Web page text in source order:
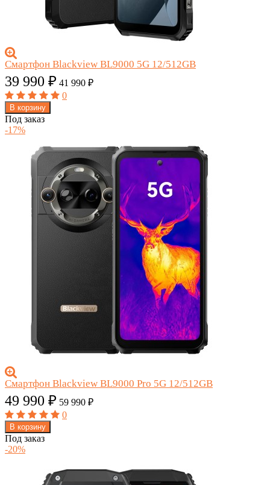
Смартфон Blackview BL9000 5G 12/512GB
39 990 ₽ 41 990 ₽
0
В корзину
Под заказ
-17%
Смартфон Blackview BL9000 Pro 5G 12/512GB
49 990 ₽ 59 990 ₽
0
В корзину
Под заказ
-20%